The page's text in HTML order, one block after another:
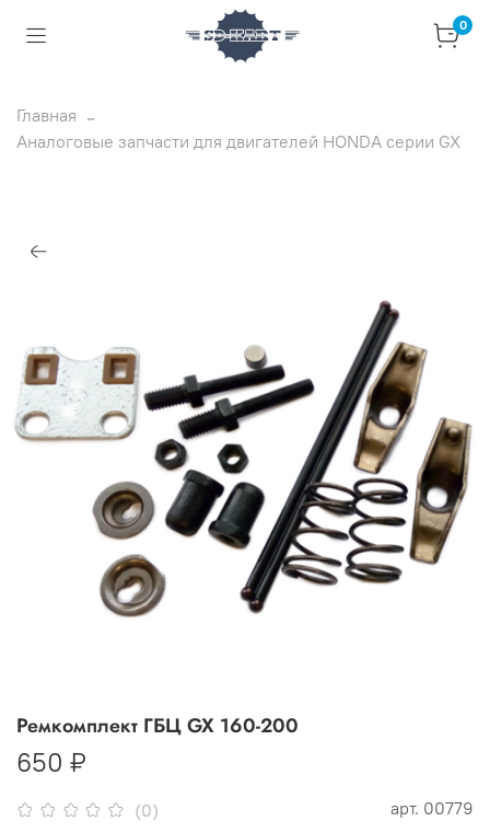
0
Главная
Аналоговые запчасти для двигателей HONDA серии GX
(0) арт. 00779
Ремкомплект ГБЦ GX 160-200
650 ₽